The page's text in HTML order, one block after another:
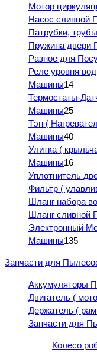
Мотор
Насос сливной
Патрубки,
Пружина двери
Разное для
Реле уровня
Машины14
Термостаты-
Машины25
Тэн (
Машины40
Улитка (
Машины16
Уплотнитель
Фильтр (
Шланг набора
Шланг сливной
Электронный
Машины135
Запчасти для
Аккумуляторы
Двигатель (
Держатель (
Запчасти для
Колесо